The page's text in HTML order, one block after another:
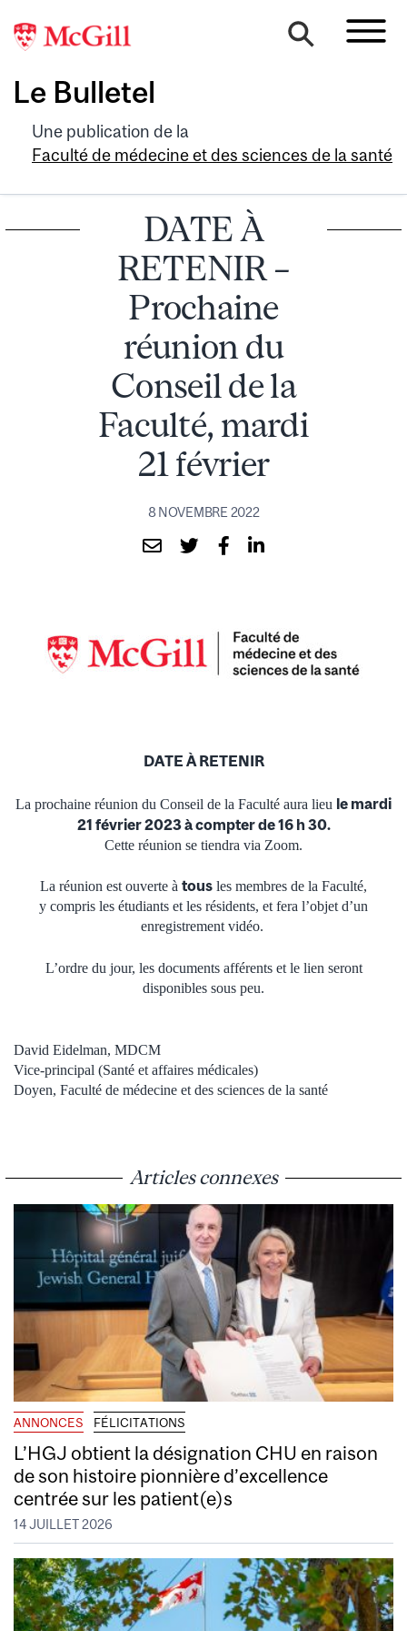
Le Bulletel
Une publication de la
Faculté de médecine et des sciences de la santé
DATE À
RETENIR –
Prochaine
réunion du
Conseil de la
Faculté, mardi
21 février
8 NOVEMBRE 2022
DATE À RETENIR
La prochaine réunion du Conseil de la Faculté aura lieu le mardi
21 février 2023 à compter de 16 h 30.
Cette réunion se tiendra via Zoom.
La réunion est ouverte à tous les membres de la Faculté,
y compris les étudiants et les résidents, et fera l’objet d’un
enregistrement vidéo.
L’ordre du jour, les documents afférents et le lien seront
disponibles sous peu.
David Eidelman, MDCM
Vice-principal (Santé et affaires médicales)
Doyen, Faculté de médecine et des sciences de la santé
Articles connexes
ANNONCES FÉLICITATIONS
L’HGJ obtient la désignation CHU en raison
de son histoire pionnière d’excellence
centrée sur les patient(e)s
14 JUILLET 2026